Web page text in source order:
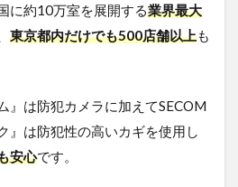
に約10万室を展開する業界最大
東京都内だけでも500店舗以上も
』は防犯カメラに加えてSECOM
』は防犯性の高いカギを使用し
安心です。